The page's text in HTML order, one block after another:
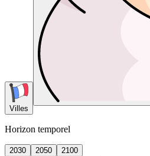
Villes
Horizon temporel
2030 2050
2100